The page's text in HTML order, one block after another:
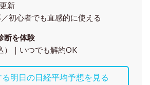
新
初心者でも直感的に使える
断を体験
）｜いつでも解約OK
明日の日経平均予想を見る